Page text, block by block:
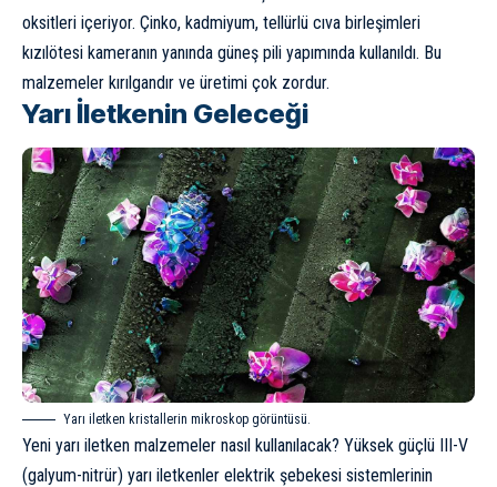
oksitleri içeriyor. Çinko, kadmiyum, tellürlü cıva birleşimleri
kızılötesi kameranın yanında güneş pili yapımında kullanıldı. Bu
malzemeler kırılgandır ve üretimi çok zordur.
Yarı İletkenin Geleceği
Yarı iletken kristallerin mikroskop görüntüsü.
Yeni yarı iletken malzemeler nasıl kullanılacak? Yüksek güçlü III-V
(galyum-nitrür) yarı iletkenler elektrik şebekesi sistemlerinin